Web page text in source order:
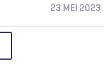
23 MEI 2023